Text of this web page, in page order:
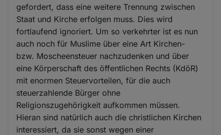
gefordert, dass eine weitere Trennung zwischen
Staat und Kirche erfolgen muss. Dies wird
fortlaufend ignoriert. Um so verkehrter ist es nun
auch noch für Muslime über eine Art Kirchen-
bzw. Moscheensteuer nachzudenken und über
eine Körperschaft des öffentlichen Rechts (KdöR)
mit enormen Steuervorteilen, für die auch
steuerzahlende Bürger ohne
Religionszugehörigkeit aufkommen müssen.
Hieran sind natürlich auch die christlichen Kirchen
interessiert, da sie sonst wegen einer